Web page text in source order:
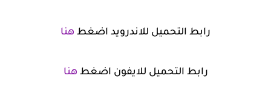
رابط التحميل للاندرويد اضغط هنا
رابط التحميل للايفون اضغط هنا